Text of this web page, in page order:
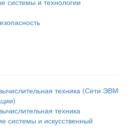
техника (Сети ЭВМ
техника
системы и искусственный